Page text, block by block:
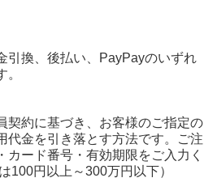
引換、後払い、PayPayのいずれ
契約に基づき、お客様のご指定の
代金を引き落とす方法です。ご注
カード番号・有効期限をご入力く
100円以上～300万円以下）